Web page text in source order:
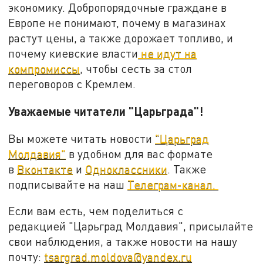
экономику. Добропорядочные граждане в
Европе не понимают, почему в магазинах
растут цены, а также дорожает топливо, и
почему киевские власти не идут на
компромиссы, чтобы сесть за стол
переговоров с Кремлем.
Уважаемые читатели "Царьграда"!
Вы можете читать новости "Царьград
Молдавия" в удобном для вас формате
в Вконтакте и Одноклассники. Также
подписывайте на наш Телеграм-канал.
Если вам есть, чем поделиться с
редакцией "Царьград Молдавия", присылайте
свои наблюдения, а также новости на нашу
почту: tsargrad.moldova@yandex.ru